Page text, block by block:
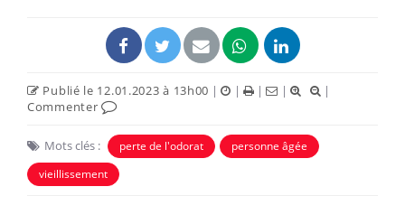
Publié le 12.01.2023 à 13h00 | | | |
|
Commenter
Mots clés : perte de l'odorat
personne âgée
vieillissement